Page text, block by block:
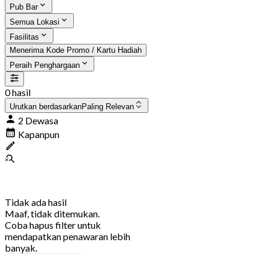
Pub Bar
Semua Lokasi
Fasilitas
Menerima Kode Promo / Kartu Hadiah
Peraih Penghargaan
0 hasil
Urutkan berdasarkanPaling Relevan
2 Dewasa
Kapanpun
Tidak ada hasil
Maaf, tidak ditemukan.
Coba hapus filter untuk
mendapatkan penawaran lebih
banyak.